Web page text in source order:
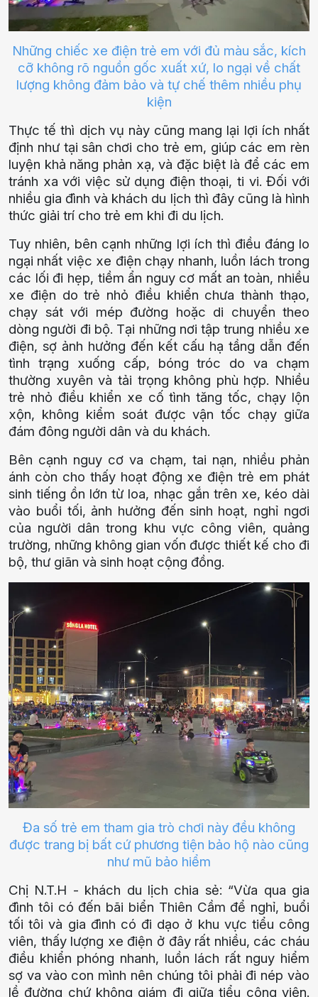
Những chiếc xe điện trẻ em với đủ màu sắc, kích
cỡ không rõ nguồn gốc xuất xứ, lo ngại về chất
lượng không đảm bảo và tự chế thêm nhiều phụ
kiện
Thực tế thì dịch vụ này cũng mang lại lợi ích nhất
định như tại sân chơi cho trẻ em, giúp các em rèn
luyện khả năng phản xạ, và đặc biệt là để các em
tránh xa với việc sử dụng điện thoại, ti vi. Đối với
nhiều gia đình và khách du lịch thì đây cũng là hình
thức giải trí cho trẻ em khi đi du lịch.
Tuy nhiên, bên cạnh những lợi ích thì điều đáng lo
ngại nhất việc xe điện chạy nhanh, luồn lách trong
các lối đi hẹp, tiềm ẩn nguy cơ mất an toàn, nhiều
xe điện do trẻ nhỏ điều khiển chưa thành thạo,
chạy sát với mép đường hoặc di chuyển theo
dòng người đi bộ. Tại những nơi tập trung nhiều xe
điện, sợ ảnh hưởng đến kết cấu hạ tầng dẫn đến
tình trạng xuống cấp, bóng tróc do va chạm
thường xuyên và tải trọng không phù hợp. Nhiều
trẻ nhỏ điều khiển xe cố tình tăng tốc, chạy lộn
xộn, không kiểm soát được vận tốc chạy giữa
đám đông người dân và du khách.
Bên cạnh nguy cơ va chạm, tai nạn, nhiều phản
ánh còn cho thấy hoạt động xe điện trẻ em phát
sinh tiếng ồn lớn từ loa, nhạc gắn trên xe, kéo dài
vào buổi tối, ảnh hưởng đến sinh hoạt, nghỉ ngơi
của người dân trong khu vực công viên, quảng
trường, những không gian vốn được thiết kế cho đi
bộ, thư giãn và sinh hoạt cộng đồng.
Đa số trẻ em tham gia trò chơi này đều không
được trang bị bất cứ phương tiện bảo hộ nào cũng
như mũ bảo hiểm
Chị N.T.H - khách du lịch chia sẻ: “Vừa qua gia
đình tôi có đến bãi biển Thiên Cầm để nghỉ, buổi
tối tôi và gia đình có đi dạo ở khu vực tiểu công
viên, thấy lượng xe điện ở đây rất nhiều, các cháu
điều khiển phóng nhanh, luồn lách rất nguy hiểm
sợ va vào con mình nên chúng tôi phải đi nép vào
lề đường chứ không giám đi giữa tiểu công viên.